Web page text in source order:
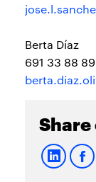
Berta Díaz
691 33 88 89
Share